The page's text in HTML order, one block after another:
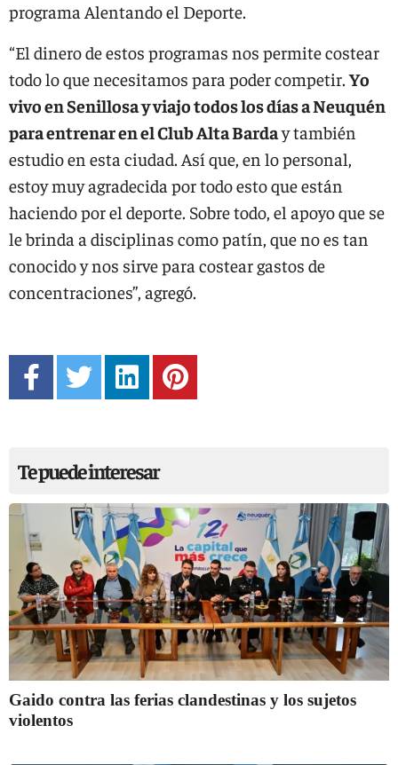
programa Alentando el Deporte.
“El dinero de estos programas nos permite costear
todo lo que necesitamos para poder competir.Yo
vivo en Senillosa y viajo todos los días a Neuquén
para entrenar en el Club Alta Barday también
estudio en esta ciudad. Así que, en lo personal,
estoy muy agradecida por todo esto que están
haciendo por el deporte. Sobre todo, el apoyo que se
le brinda a disciplinas como patín, que no es tan
conocido y nos sirve para costear gastos de
concentraciones”, agregó.
Te puede interesar
Gaido contra las ferias clandestinas y los sujetos
violentos